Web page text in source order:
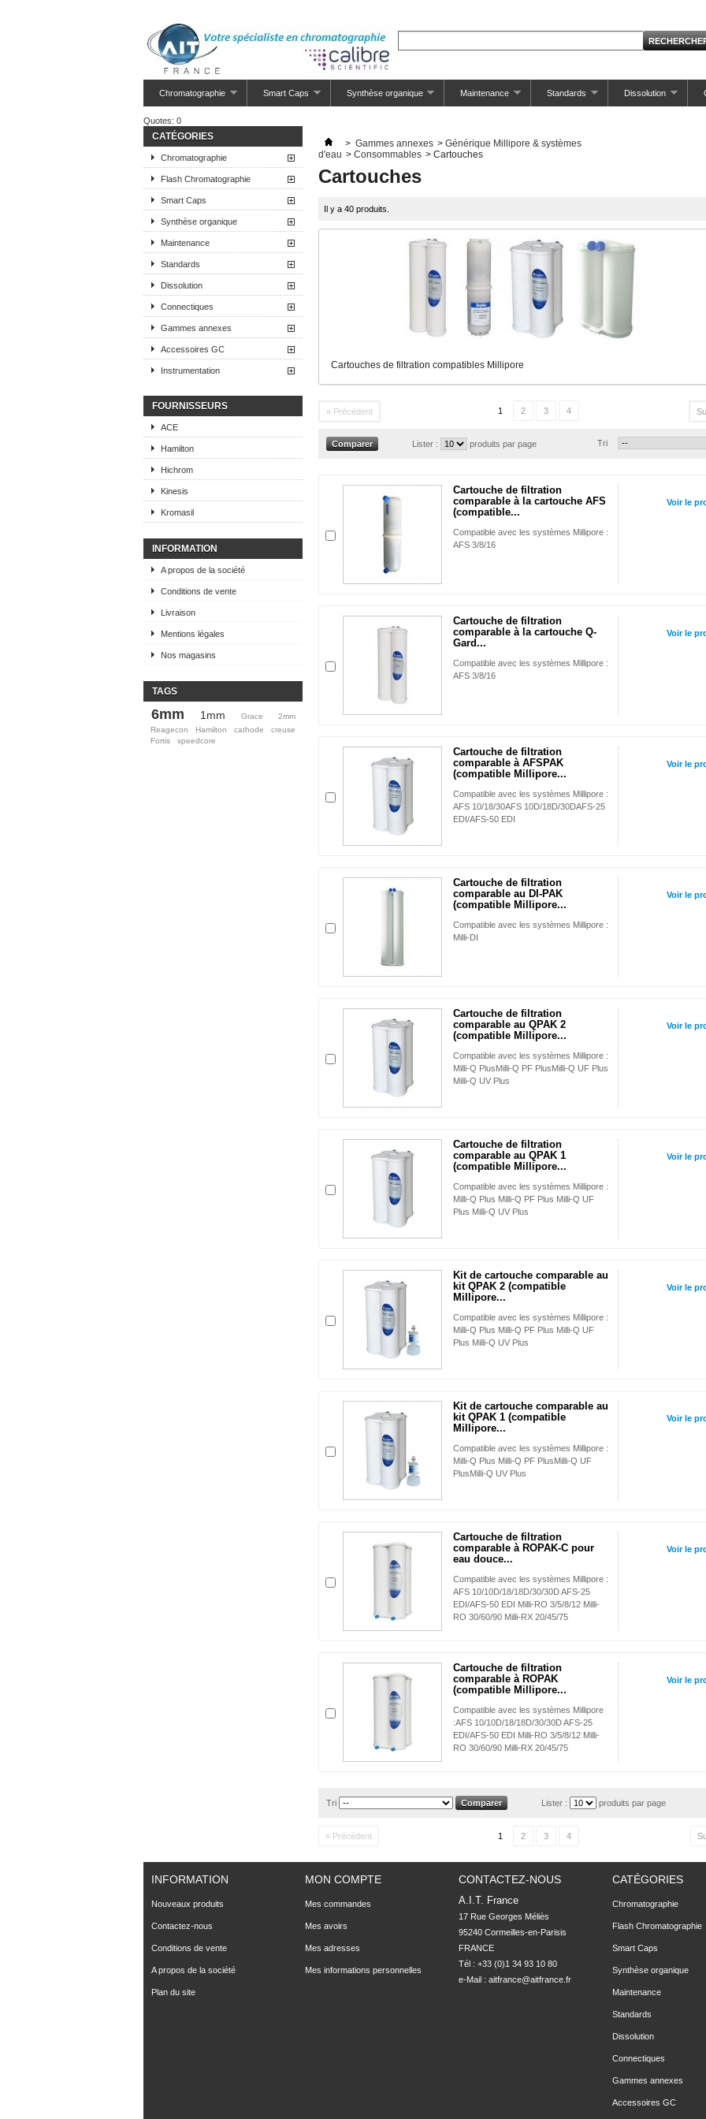
Chromatographie Smart Caps Synthèse organique Maintenance Standards Dissolution
Quotes: 0
CATÉGORIES
Chromatographie
Flash Chromatographie
Smart Caps
Synthèse organique
Maintenance
Standards
Dissolution
Connectiques
Gammes annexes
Accessoires GC
Instrumentation
FOURNISSEURS
ACE
Hamilton
Hichrom
Kinesis
Kromasil
INFORMATION
A propos de la société
Conditions de vente
Livraison
Mentions légales
Nos magasins
TAGS
6mm 1mm Grace
2mm
Reagecon
Hamilton cathode
creuse
Fortis
speedcore
> Gammes annexes > Générique Millipore & systèmes
d'eau > Consommables > Cartouches
Cartouches
Il y a 40 produits.
Cartouches de filtration compatibles Millipore
« Précédent 1 2 3 4
Tri
Lister : produits par page
Cartouche de filtration
comparable à la cartouche AFS
(compatible...
Compatible avec les systèmes Millipore :
AFS 3/8/16
Voir le
Cartouche de filtration
comparable à la cartouche Q-
Gard...
Compatible avec les systèmes Millipore :
AFS 3/8/16
Voir le
Cartouche de filtration
comparable à AFSPAK
(compatible Millipore...
Compatible avec les systèmes Millipore :
AFS 10/18/30AFS 10D/18D/30DAFS-25
EDI/AFS-50 EDI
Voir le
Cartouche de filtration
comparable au DI-PAK
(compatible Millipore...
Compatible avec les systèmes Millipore :
Milli-DI
Voir le
Cartouche de filtration
comparable au QPAK 2
(compatible Millipore...
Compatible avec les systèmes Millipore :
Milli-Q PlusMilli-Q PF PlusMilli-Q UF Plus
Milli-Q UV Plus
Voir le
Cartouche de filtration
comparable au QPAK 1
(compatible Millipore...
Compatible avec les systèmes Millipore :
Milli-Q Plus Milli-Q PF Plus Milli-Q UF
Plus Milli-Q UV Plus
Voir le
Kit de cartouche comparable au
kit QPAK 2 (compatible
Millipore...
Compatible avec les systèmes Millipore :
Milli-Q Plus Milli-Q PF Plus Milli-Q UF
Plus Milli-Q UV Plus
Voir le
Kit de cartouche comparable au
kit QPAK 1 (compatible
Millipore...
Compatible avec les systèmes Millipore :
Milli-Q Plus Milli-Q PF PlusMilli-Q UF
PlusMilli-Q UV Plus
Voir le
Cartouche de filtration
comparable à ROPAK-C pour
eau douce...
Compatible avec les systèmes Millipore :
AFS 10/10D/18/18D/30/30D AFS-25
EDI/AFS-50 EDI Milli-RO 3/5/8/12 Milli-
RO 30/60/90 Milli-RX 20/45/75
Voir le
Cartouche de filtration
comparable à ROPAK
(compatible Millipore...
Compatible avec les systèmes Millipore
:AFS 10/10D/18/18D/30/30D AFS-25
EDI/AFS-50 EDI Milli-RO 3/5/8/12 Milli-
RO 30/60/90 Milli-RX 20/45/75
Voir le
Tri Lister : produits par page
« Précédent 1 2 3 4
INFORMATION
Nouveaux produits
Contactez-nous
Conditions de vente
A propos de la société
Plan du site
MON COMPTE
Mes commandes
Mes avoirs
Mes adresses
Mes informations personnelles
CONTACTEZ-NOUS
A.I.T. France
17 Rue Georges Méliès
95240 Cormeilles-en-Parisis
FRANCE
Tél : +33 (0)1 34 93 10 80
e-Mail : aitfrance@aitfrance.fr
CATÉGORIES
Chromatographie
Flash Chromatographie
Smart Caps
Synthèse organique
Maintenance
Standards
Dissolution
Connectiques
Gammes annexes
Accessoires GC